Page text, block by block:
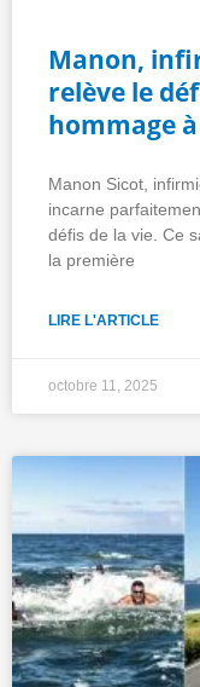
Manon,
relève le
hommage
Manon Sicot,
incarne
défis de la vie. Ce
la première
LIRE L'ARTICLE
octobre 11, 2025